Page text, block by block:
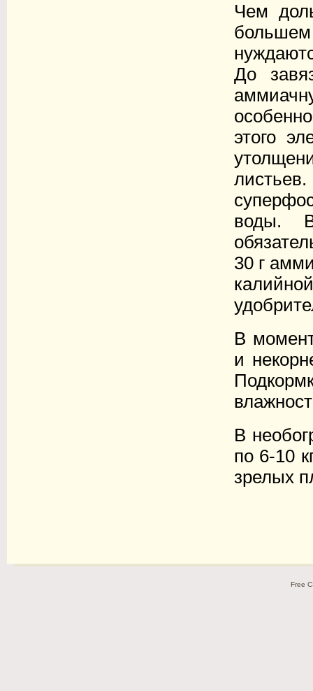
Чем
большем
До
этого
воды.
30 г
В
и
В
по 6-10
зрелых
Free